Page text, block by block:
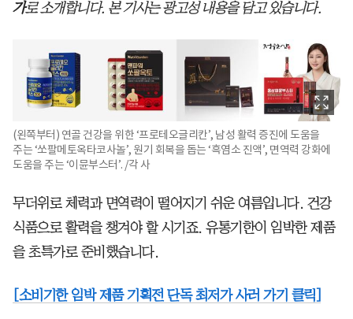
가로 소개합니다. 본 기사는 광고성 내용을 담고 있습니다.
(왼쪽부터) 연골 건강을 위한 ‘프로테오글리칸’, 남성 활력 증진에 도움을
주는 ‘쏘팔메토옥타코사놀’, 원기 회복을 돕는 ‘흑염소 진액’, 면역력 강화에
도움을 주는 ‘이뮨부스터’. /각 사
무더위로 체력과 면역력이 떨어지기 쉬운 여름입니다. 건강
식품으로 활력을 챙겨야 할 시기죠. 유통기한이 임박한 제품
을 초특가로 준비했습니다.
[소비기한 임박 제품 기획전 단독 최저가 사러 가기 클릭]